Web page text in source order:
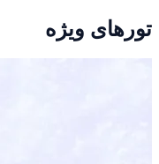
تورهای ویژه